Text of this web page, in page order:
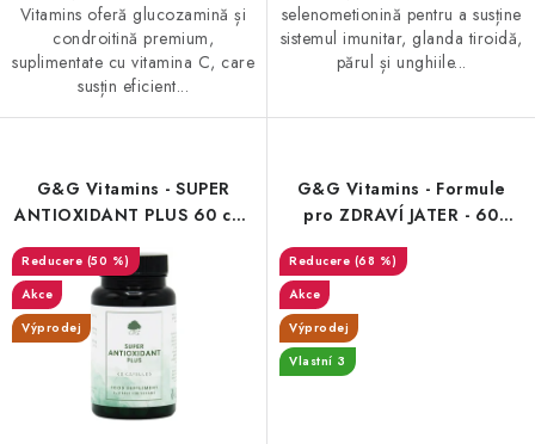
Vitamins oferă glucozamină și
condroitină premium,
suplimentate cu vitamina C, care
susțin eficient...
selenometionină pentru a susține
sistemul imunitar, glanda tiroidă,
părul și unghiile...
G&G Vitamins - SUPER
ANTIOXIDANT PLUS 60 cps
(50 %)
Akce
Výprodej
G&G Vitamins - Formule
pro ZDRAVÍ JATER - 60
(68 %)
Akce
Výprodej
Vlastní 3